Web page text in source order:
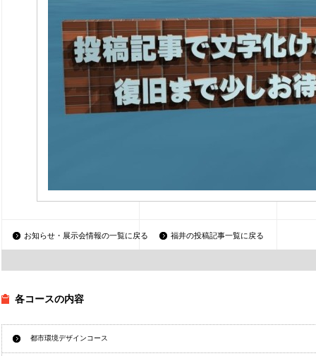
お知らせ・展示会情報の一覧に戻る 福井の投稿記事一覧に戻る
各コースの内容
都市環境デザインコース